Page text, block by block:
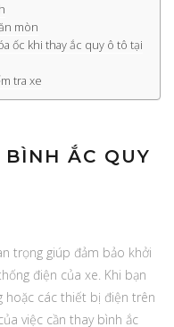
mòn
ốc khi thay ắc quy ô tô tại
tra xe
ẮC QUY
trọng giúp đảm bảo khởi
điện của xe. Khi bạn
hoặc các thiết bị điện trên
việc cần thay bình ắc